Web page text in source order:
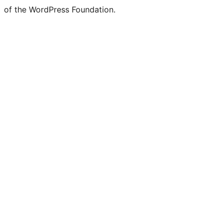
of the WordPress Foundation.